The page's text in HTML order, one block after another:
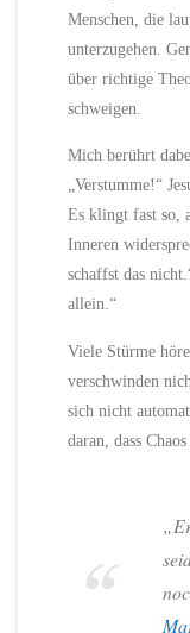
Menschen, die
unterzugehen.
über richtige
schweigen.
Mich berührt
„Verstumme!“
Es klingt fast so,
Inneren
schaffst das
allein.“
Viele Stürme
verschwinden
sich nicht
daran, dass